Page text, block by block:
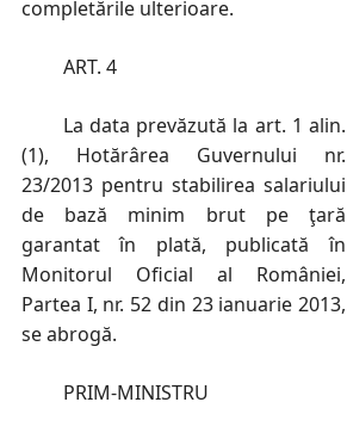
completările ulterioare.
ART. 4
La data prevăzută la art. 1 alin.
(1), Hotărârea Guvernului nr.
23/2013 pentru stabilirea salariului
de bază minim brut pe ţară
garantat în plată, publicată în
Monitorul Oficial al României,
Partea I, nr. 52 din 23 ianuarie 2013,
se abrogă.
PRIM-MINISTRU